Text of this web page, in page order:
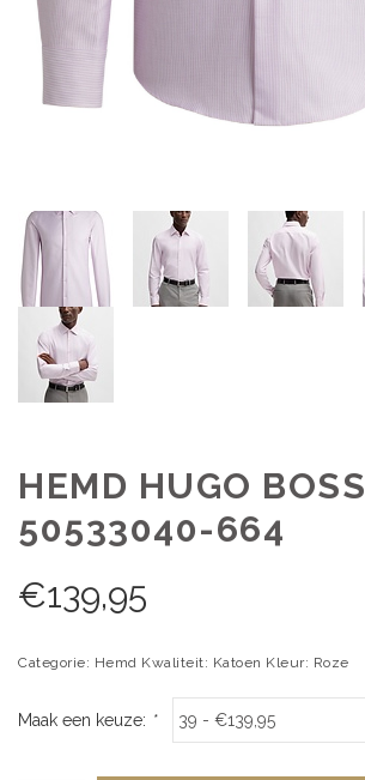
HEMD HUGO BOSS
50533040-664
€139,95
Categorie: Hemd Kwaliteit: Katoen Kleur: Roze
Maak een keuze: *